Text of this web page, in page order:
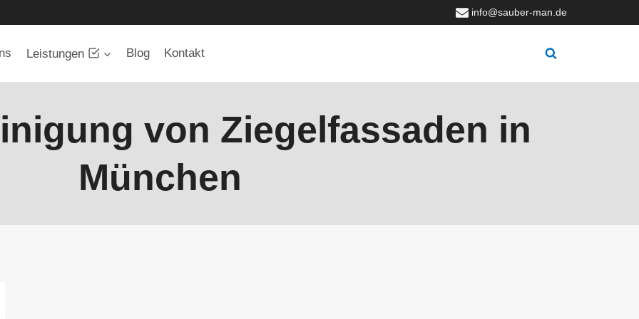
info@sauber-man.de
Leistungen Blog Kontakt
von Ziegelfassaden in
München